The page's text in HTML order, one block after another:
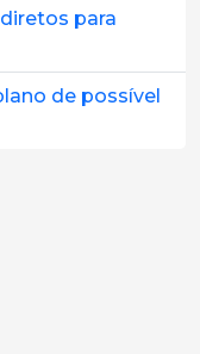
para
de possível